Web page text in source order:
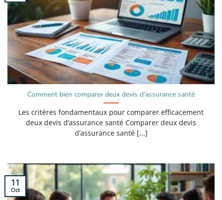
Comment bien comparer deux devis d’assurance santé
Les critères fondamentaux pour comparer efficacement
deux devis d’assurance santé Comparer deux devis
d’assurance santé [...]
11
Oct